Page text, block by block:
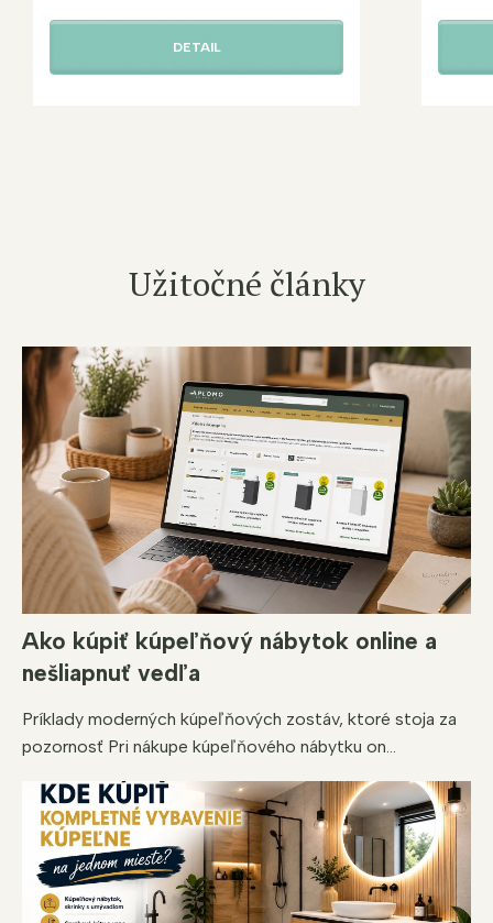
DETAIL
Užitočné články
Ako kúpiť kúpeľňový nábytok online a
nešliapnuť vedľa
Príklady moderných kúpeľňových zostáv, ktoré stoja za
pozornosť Pri nákupe kúpeľňového nábytku on...